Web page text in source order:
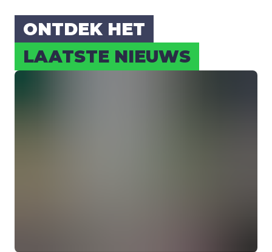
ONT­DEK HET
LAAT­STE NIEUWS